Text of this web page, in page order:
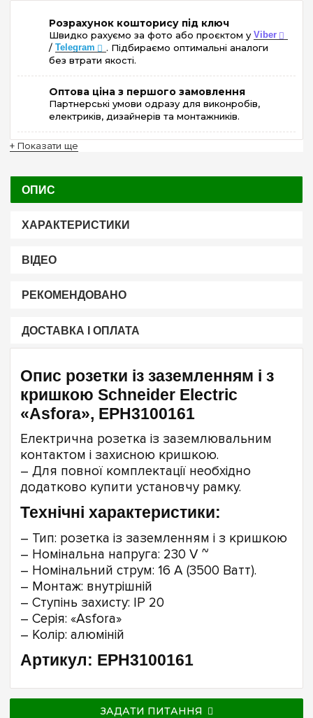
Розрахунок кошторису під ключ
Швидко рахуємо за фото або проєктом у Viber
/ Telegram
. Підбираємо оптимальні аналоги
без втрати якості.
Оптова ціна з першого замовлення
Партнерські умови одразу для виконробів,
електриків, дизайнерів та монтажників.
+ Показати ще
ОПИС
ХАРАКТЕРИСТИКИ
ВІДЕО
РЕКОМЕНДОВАНО
ДОСТАВКА І ОПЛАТА
Опис розетки із заземленням і з
кришкою Schneider Electric
«Asfora», EPH3100161
Електрична розетка із заземлювальним
контактом і захисною кришкою.
– Для повної комплектації необхідно
додатково купити установчу рамку.
Технічні характеристики:
– Тип: розетка із заземленням і з кришкою
– Номінальна напруга: 230 V ~
– Номінальний струм: 16 А (3500 Ватт).
– Монтаж: внутрішній
– Ступінь захисту: IP 20
– Серія: «Asfora»
– Колір: алюміній
Артикул: EPH3100161
ЗАДАТИ ПИТАННЯ